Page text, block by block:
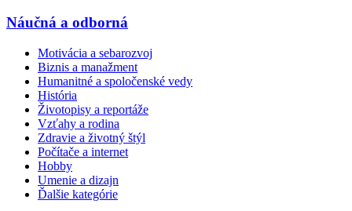
Náučná a odborná
Motivácia a sebarozvoj
Biznis a manažment
Humanitné a spoločenské vedy
História
Životopisy a reportáže
Vzťahy a rodina
Zdravie a životný štýl
Počítače a internet
Hobby
Umenie a dizajn
Ďalšie kategórie